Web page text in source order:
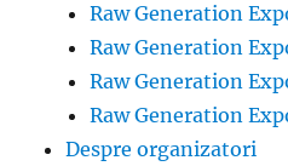
Raw Generation
Raw Generation
Raw Generation
Raw Generation
Despre organizatori